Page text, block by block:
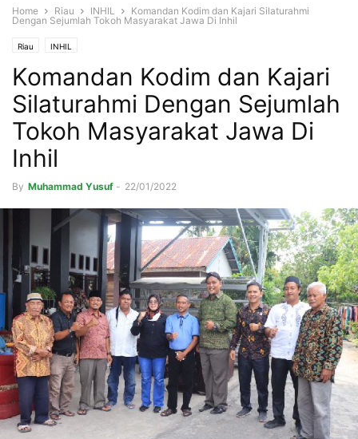
Home Riau INHIL
Komandan Kodim dan Kajari Silaturahmi
Dengan Sejumlah Tokoh Masyarakat Jawa Di Inhil
Riau INHIL
Komandan Kodim dan Kajari
Silaturahmi Dengan Sejumlah
Tokoh Masyarakat Jawa Di
Inhil
By Muhammad Yusuf - 22/01/2022